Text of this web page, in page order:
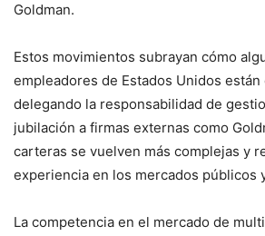
Goldman.
Estos movimientos subrayan cómo
empleadores de Estados Unidos están
delegando la responsabilidad de
jubilación a firmas externas como
carteras se vuelven más complejas y
experiencia en los mercados públicos
La competencia en el mercado de